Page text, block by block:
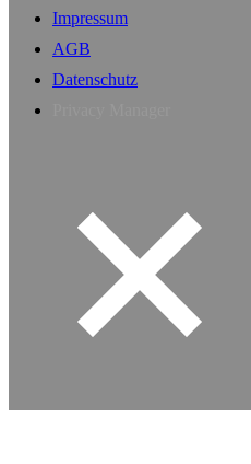
Impressum
AGB
Datenschutz